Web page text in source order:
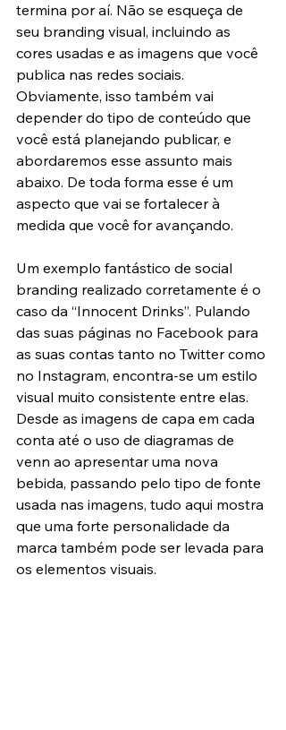
termina por aí. Não se esqueça de
seu branding visual, incluindo as
cores usadas e as imagens que você
publica nas redes sociais.
Obviamente, isso também vai
depender do tipo de conteúdo que
você está planejando publicar, e
abordaremos esse assunto mais
abaixo. De toda forma esse é um
aspecto que vai se fortalecer à
medida que você for avançando.
Um exemplo fantástico de social
branding realizado corretamente é o
caso da “Innocent Drinks”. Pulando
das suas páginas no Facebook para
as suas contas tanto no Twitter como
no Instagram, encontra-se um estilo
visual muito consistente entre elas.
Desde as imagens de capa em cada
conta até o uso de diagramas de
venn ao apresentar uma nova
bebida, passando pelo tipo de fonte
usada nas imagens, tudo aqui mostra
que uma forte personalidade da
marca também pode ser levada para
os elementos visuais.